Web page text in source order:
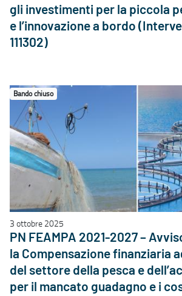
gli investimenti per la piccola
e l’innovazione a bordo
111302)
Bando chiuso
3 ottobre 2025
PN FEAMPA 2021-2027 –
la Compensazione finanziaria
del settore della pesca e
per il mancato guadagno e i